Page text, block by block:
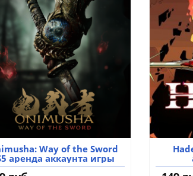
Way of the Sword
аренда аккаунта игры